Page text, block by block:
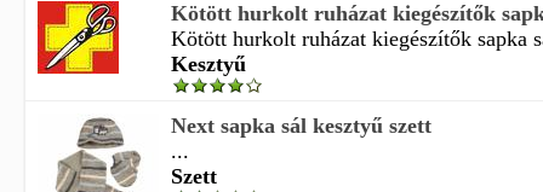
Kötött hurkolt ruházat kiegészítők
Kötött hurkolt ruházat kiegészítők sapka
Kesztyű
Next sapka sál kesztyű szett
...
Szett